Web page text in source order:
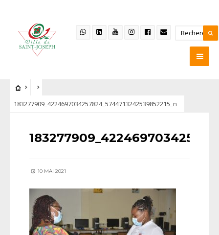
183277909_4224697034257824_5744713242539852215_n
10 MAI 2021